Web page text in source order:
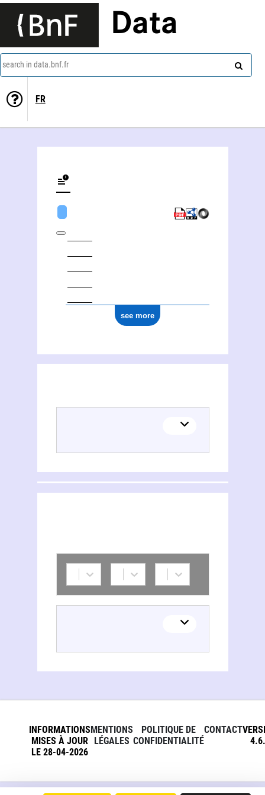
Data
search in data.bnf.fr
FR
see more
INFORMATIONS
MISES À JOUR
LE 28-04-2026
MENTIONS
LÉGALES
POLITIQUE DE
CONFIDENTIALITÉ
CONTACT